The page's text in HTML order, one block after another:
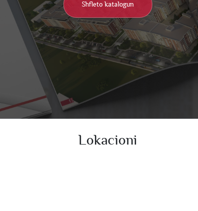
Shfleto katalogun
Lokacioni